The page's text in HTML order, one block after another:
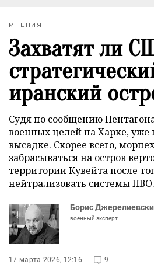
МНЕНИЯ
Захватят ли
иранский
Судя по сообщению
военных целей на Харке, уже
высадке. Скорее всего,
забрасываться на остров
территории Кувейта после
нейтрализовать системы ПВО.
Борис
военный эксперт
17 марта 2026, 12:16 9